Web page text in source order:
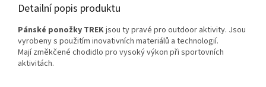
Detailní popis produktu
Pánské ponožky TREKjsou ty pravé pro outdoor aktivity. Jsou
vyrobeny s použitím inovativních materiálů a technologií.
Mají změkčené chodidlo pro vysoký výkon při sportovních
aktivitách.